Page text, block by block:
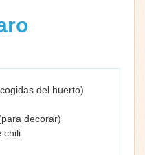
del huerto)
decorar)
chili